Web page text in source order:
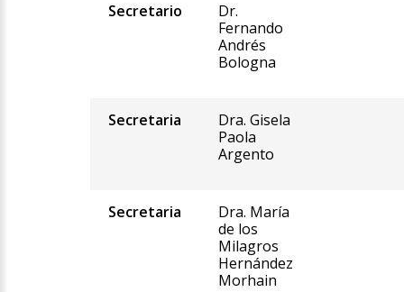
Secretario
Dr.
Fernando
Andrés
Bologna
Secretaria
Dra. Gisela
Paola
Argento
Secretaria
Dra. María
de los
Milagros
Hernández
Morhain